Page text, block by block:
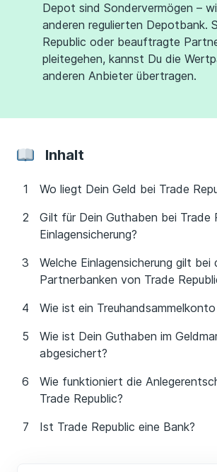
Depot sind Sondervermögen –
anderen regulierten Depotbank.
Republic oder beauftragte
pleitegehen, kannst Du die
anderen Anbieter übertragen.
Inhalt
Wo liegt Dein Geld bei Trade
Gilt für Dein Guthaben bei Trade
Einlagensicherung?
Welche Einlagensicherung gilt bei
Partnerbanken von Trade
Wie ist ein
Wie ist Dein Guthaben im
abgesichert?
Wie funktioniert die
Trade Republic?
Ist Trade Republic eine Bank?